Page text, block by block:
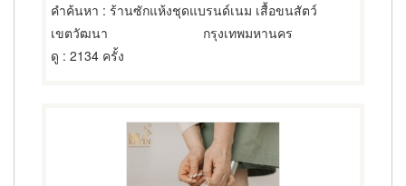
คำค้นหา : ร้านซักแห้งชุดแบรนด์เนม เสื้อขนสัตว์
เขตวัฒนา
กรุงเทพมหานคร
ดู : 2134 ครั้ง